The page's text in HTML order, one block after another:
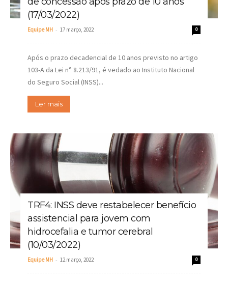
(17/03/2022)
Equipe MH - 17 março, 2022 0
Após o prazo decadencial de 10 anos previsto no artigo
103-A da Lei n° 8.213/91, é vedado ao Instituto Nacional
do Seguro Social (INSS)...
Ler mais
TRF4: INSS deve restabelecer benefício
assistencial para jovem com
hidrocefalia e tumor cerebral
(10/03/2022)
Equipe MH - 12 março, 2022 0